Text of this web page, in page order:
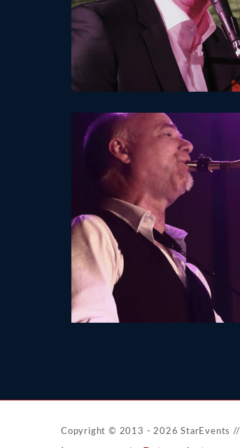
Copyright © 2013 - 2026 StarEvents //